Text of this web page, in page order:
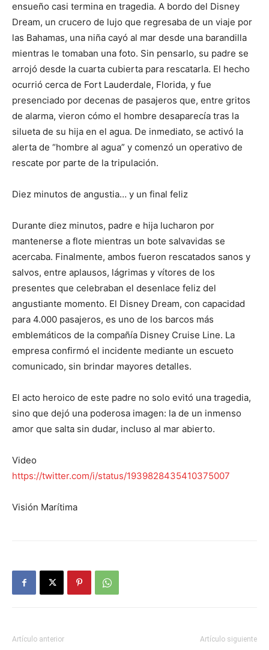
ensueño casi termina en tragedia. A bordo del Disney
Dream, un crucero de lujo que regresaba de un viaje por
las Bahamas, una niña cayó al mar desde una barandilla
mientras le tomaban una foto. Sin pensarlo, su padre se
arrojó desde la cuarta cubierta para rescatarla. El hecho
ocurrió cerca de Fort Lauderdale, Florida, y fue
presenciado por decenas de pasajeros que, entre gritos
de alarma, vieron cómo el hombre desaparecía tras la
silueta de su hija en el agua. De inmediato, se activó la
alerta de “hombre al agua” y comenzó un operativo de
rescate por parte de la tripulación.
Diez minutos de angustia… y un final feliz
Durante diez minutos, padre e hija lucharon por
mantenerse a flote mientras un bote salvavidas se
acercaba. Finalmente, ambos fueron rescatados sanos y
salvos, entre aplausos, lágrimas y vítores de los
presentes que celebraban el desenlace feliz del
angustiante momento. El Disney Dream, con capacidad
para 4.000 pasajeros, es uno de los barcos más
emblemáticos de la compañía Disney Cruise Line. La
empresa confirmó el incidente mediante un escueto
comunicado, sin brindar mayores detalles.
El acto heroico de este padre no solo evitó una tragedia,
sino que dejó una poderosa imagen: la de un inmenso
amor que salta sin dudar, incluso al mar abierto.
Video
https://twitter.com/i/status/1939828435410375007
Visión Marítima
Artículo anterior Artículo siguiente